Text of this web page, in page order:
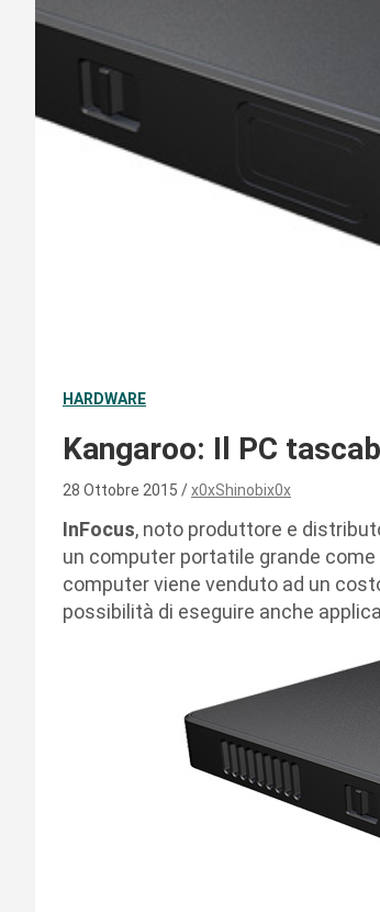
HARDWARE
Kangaroo: Il PC
28 Ottobre 2015 x0xShinobix0x
InFocus, noto produttore e
un computer portatile grande
computer viene venduto ad un
possibilità di eseguire anche